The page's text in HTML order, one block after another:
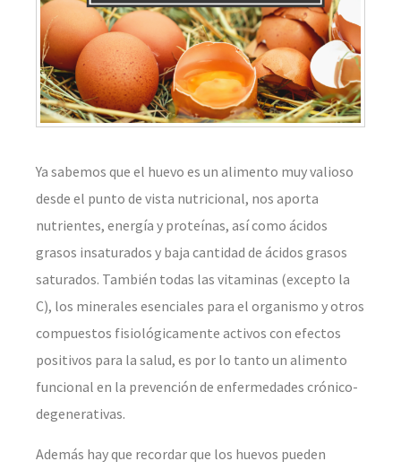
Ya sabemos que el huevo es un alimento muy valioso
desde el punto de vista nutricional, nos aporta
nutrientes, energía y proteínas, así como ácidos
grasos insaturados y baja cantidad de ácidos grasos
saturados. También todas las vitaminas (excepto la
C), los minerales esenciales para el organismo y otros
compuestos fisiológicamente activos con efectos
positivos para la salud, es por lo tanto un alimento
funcional en la prevención de enfermedades crónico-
degenerativas.
Además hay que recordar que los huevos pueden